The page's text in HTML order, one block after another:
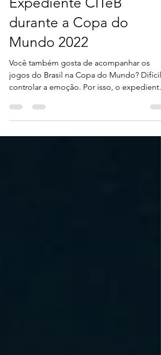
22 de nov. de 2022
1 min de leitura
Expediente CITeB
durante a Copa do
Mundo 2022
Você também gosta de acompanhar os
jogos do Brasil na Copa do Mundo? Difícil